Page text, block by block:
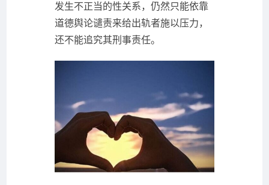
发生不正当的性关系，仍然只能依靠
道德舆论谴责来给出轨者施以压力，
还不能追究其刑事责任。